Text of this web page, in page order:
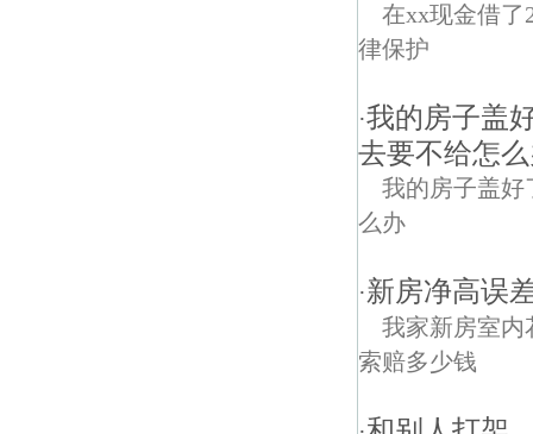
在xx现金借了
律保护
·我的房子盖
去要不给怎
我的房子盖好
么办
·新房净高误
我家新房室内
索赔多少钱